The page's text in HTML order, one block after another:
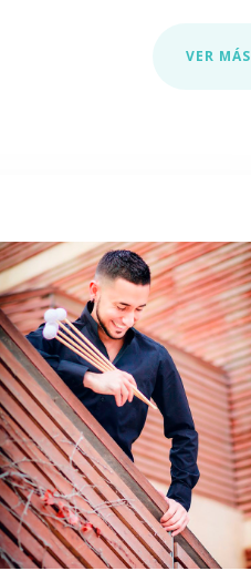
VER MÁS